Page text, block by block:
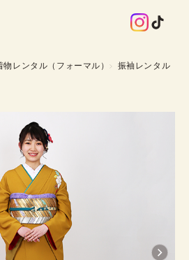
物レンタル（フォーマル）
振袖レンタル